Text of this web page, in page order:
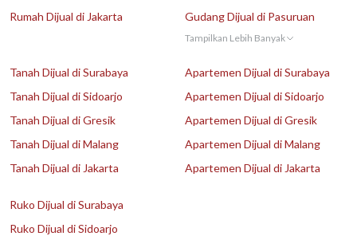
Rumah Dijual di Jakarta
Gudang Dijual di Pasuruan
Tampilkan Lebih Banyak
Tanah Dijual di Surabaya
Tanah Dijual di Sidoarjo
Tanah Dijual di Gresik
Tanah Dijual di Malang
Tanah Dijual di Jakarta
Apartemen Dijual di Surabaya
Apartemen Dijual di Sidoarjo
Apartemen Dijual di Gresik
Apartemen Dijual di Malang
Apartemen Dijual di Jakarta
Ruko Dijual di Surabaya
Ruko Dijual di Sidoarjo